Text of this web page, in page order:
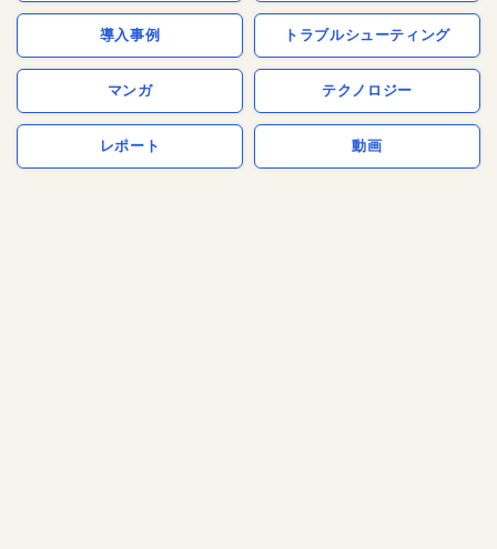
導入事例 トラブルシューティング
マンガ テクノロジー
レポート 動画